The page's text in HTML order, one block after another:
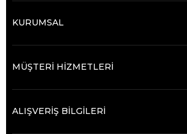
KURUMSAL
MÜŞTERİ HİZMETLERİ
ALIŞVERİŞ BİLGİLERİ